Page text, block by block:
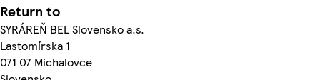
Return to
SYRÁREŇ BEL Slovensko a.s.
Lastomírska 1
071 07 Michalovce